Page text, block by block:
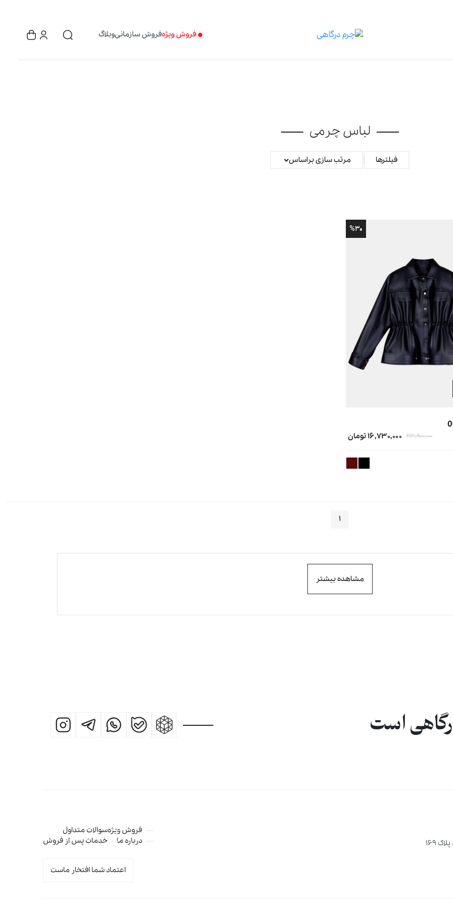
فروش ویژهفروش سازمانیوبلاگ
لباس چرمی
فیلترها مرتب سازی براساس
%۳۰
۲۳,۹۰۰,۰۰۰ ۱۶,۷۳۰,۰۰۰ تومان
۱
مشاهده بیشتر
است
فروش ویژه
درباره ما
سوالات متداول
خدمات پس از فروش
اعتماد شما افتخار ماست